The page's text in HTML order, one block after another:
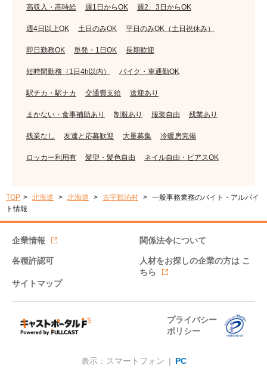
高収入・高時給 週1日からOK 週2、3日からOK
週4日以上OK 土日のみOK 平日のみOK（土日祝休み）
即日勤務OK 単発・1日OK 長期歓迎
短時間勤務（1日4h以内） バイク・車通勤OK
駅チカ・駅ナカ 交通費支給 送迎あり
まかない・食事補助あり 制服あり 服装自由 残業あり
残業なし 友達と応募歓迎 大量募集 冷暖房完備
ロッカー利用有 髪型・髪色自由 ネイル自由・ピアスOK
TOP 北海道 北海道 古宇郡泊村
一般事務業務のバイト・アルバイ
ト情報
企業情報 関係法令について
各種許認可 人材をお探しの企業の方は こ
ちら
サイトマップ
プライバシー
ポリシー
表示：スマートフォン | PC